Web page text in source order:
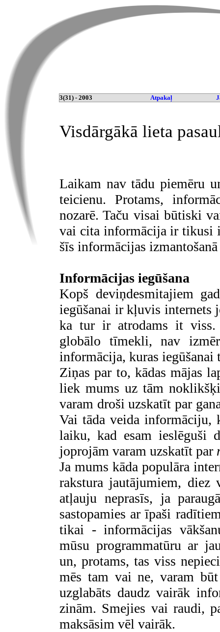
3(31) - 2003 Atpakaļ
Visdārgākā lieta
Laikam nav tādu piemēru
teicienu. Protams,
nozarē. Taču visai būtiski
vai cita informācija ir tikusi
šīs informācijas
Informācijas iegūšana
Kopš deviņdesmitajiem
iegūšanai ir kļuvis internets
ka tur ir atrodams it viss.
globālo tīmekli, nav
informācija, kuras
Ziņas par to, kādas mājas
liek mums uz tām
varam droši uzskatīt par
Vai tāda veida informāciju,
laiku, kad esam ieslēguši
joprojām varam uzskatīt par
Ja mums kāda populāra
rakstura jautājumiem,
atļauju neprasīs, ja
sastopamies ar īpaši
tikai - informācijas
mūsu programmatūru ar
un, protams, tas viss
mēs tam vai ne, varam
uzglabāts daudz vairāk
zinām. Smejies vai raudi,
maksāsim vēl vairāk.